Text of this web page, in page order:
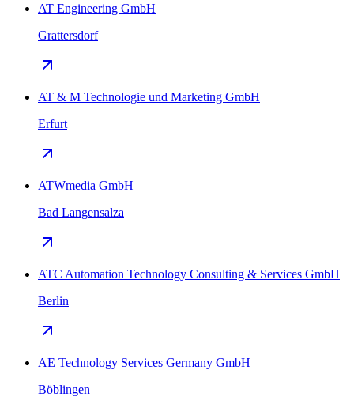
AT Engineering GmbH
Grattersdorf
AT & M Technologie und Marketing GmbH
Erfurt
ATWmedia GmbH
Bad Langensalza
ATC Automation Technology Consulting & Services GmbH
Berlin
AE Technology Services Germany GmbH
Böblingen